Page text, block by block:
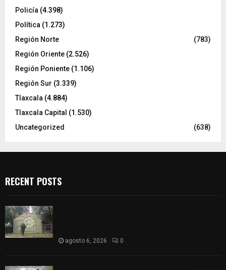
Policía (4.398)
Política (1.273)
Región Norte
(783)
Región Oriente (2.526)
Región Poniente (1.106)
Región Sur (3.339)
Tlaxcala (4.884)
Tlaxcala Capital (1.530)
Uncategorized
(638)
RECENT POSTS
agosto 6, 2026 0